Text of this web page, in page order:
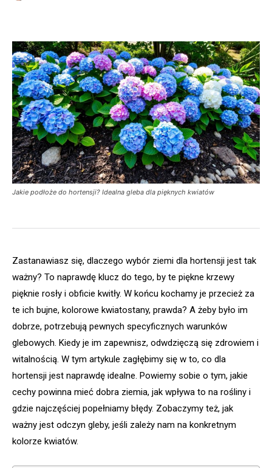
Jakie podłoże do hortensji? Idealna gleba dla pięknych kwiatów
Zastanawiasz się, dlaczego wybór ziemi dla hortensji jest tak
ważny? To naprawdę klucz do tego, by te piękne krzewy
pięknie rosły i obficie kwitły. W końcu kochamy je przecież za
te ich bujne, kolorowe kwiatostany, prawda? A żeby było im
dobrze, potrzebują pewnych specyficznych warunków
glebowych. Kiedy je im zapewnisz, odwdzięczą się zdrowiem i
witalnością. W tym artykule zagłębimy się w to, co dla
hortensji jest naprawdę idealne. Powiemy sobie o tym, jakie
cechy powinna mieć dobra ziemia, jak wpływa to na rośliny i
gdzie najczęściej popełniamy błędy. Zobaczymy też, jak
ważny jest odczyn gleby, jeśli zależy nam na konkretnym
kolorze kwiatów.